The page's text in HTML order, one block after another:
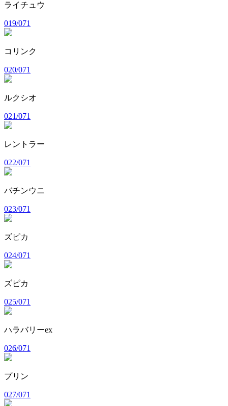
ライチュウ
019/071
コリンク
020/071
ルクシオ
021/071
レントラー
022/071
バチンウニ
023/071
ズピカ
024/071
ズピカ
025/071
ハラバリーex
026/071
プリン
027/071